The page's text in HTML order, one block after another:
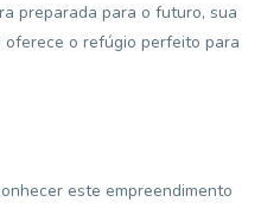
preparada para o futuro, sua
oferece o refúgio perfeito para
este empreendimento